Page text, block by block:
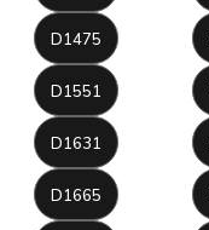
D1475
D1551
D1631
D1665